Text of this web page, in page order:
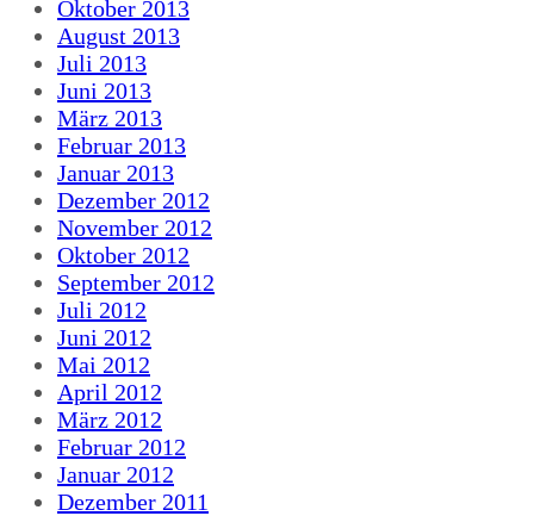
Oktober 2013
August 2013
Juli 2013
Juni 2013
März 2013
Februar 2013
Januar 2013
Dezember 2012
November 2012
Oktober 2012
September 2012
Juli 2012
Juni 2012
Mai 2012
April 2012
März 2012
Februar 2012
Januar 2012
Dezember 2011